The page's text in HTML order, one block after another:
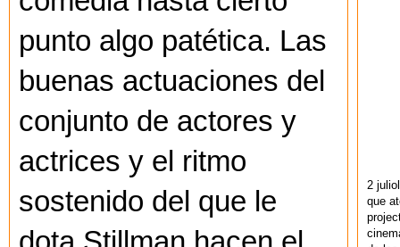
punto algo patética. Las
buenas actuaciones del
conjunto de actores y
actrices y el ritmo
sostenido del que le
2
que